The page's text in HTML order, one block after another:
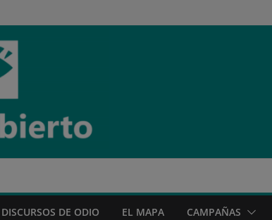
DISCURSOS DE ODIO EL MAPA CAMPAÑAS